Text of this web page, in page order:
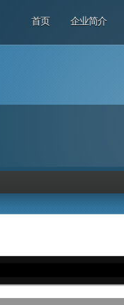
首页 企业简介